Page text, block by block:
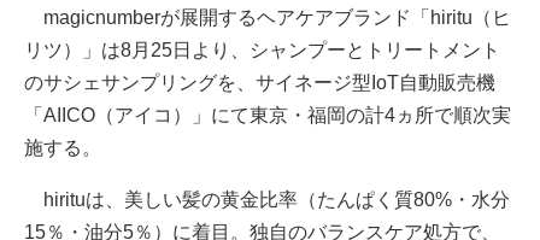
magicnumberが展開するヘアケアブランド「hiritu（ヒ
リツ）」は8月25日より、シャンプーとトリートメント
のサシェサンプリングを、サイネージ型IoT自動販売機
「AIICO（アイコ）」にて東京・福岡の計4ヵ所で順次実
施する。
hirituは、美しい髪の黄金比率（たんぱく質80%・水分
15％・油分5％）に着目。独自のバランスケア処方で、